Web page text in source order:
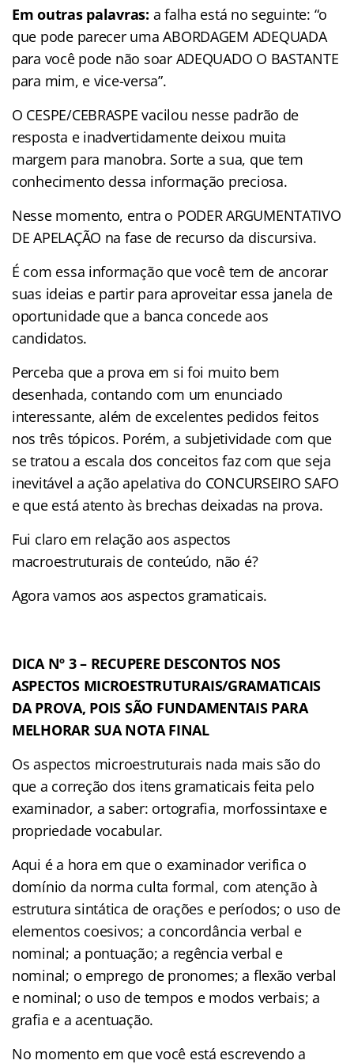
Em outras palavras: a falha está no seguinte: “o
que pode parecer uma ABORDAGEM ADEQUADA
para você pode não soar ADEQUADO O BASTANTE
para mim, e vice-versa”.
O CESPE/CEBRASPE vacilou nesse padrão de
resposta e inadvertidamente deixou muita
margem para manobra. Sorte a sua, que tem
conhecimento dessa informação preciosa.
Nesse momento, entra o PODER ARGUMENTATIVO
DE APELAÇÃO na fase de recurso da discursiva.
É com essa informação que você tem de ancorar
suas ideias e partir para aproveitar essa janela de
oportunidade que a banca concede aos
candidatos.
Perceba que a prova em si foi muito bem
desenhada, contando com um enunciado
interessante, além de excelentes pedidos feitos
nos três tópicos. Porém, a subjetividade com que
se tratou a escala dos conceitos faz com que seja
inevitável a ação apelativa do CONCURSEIRO SAFO
e que está atento às brechas deixadas na prova.
Fui claro em relação aos aspectos
macroestruturais de conteúdo, não é?
Agora vamos aos aspectos gramaticais.
DICA Nº 3 – RECUPERE DESCONTOS NOS
ASPECTOS MICROESTRUTURAIS/GRAMATICAIS
DA PROVA, POIS SÃO FUNDAMENTAIS PARA
MELHORAR SUA NOTA FINAL
Os aspectos microestruturais nada mais são do
que a correção dos itens gramaticais feita pelo
examinador, a saber: ortografia, morfossintaxe e
propriedade vocabular.
Aqui é a hora em que o examinador verifica o
domínio da norma culta formal, com atenção à
estrutura sintática de orações e períodos; o uso de
elementos coesivos; a concordância verbal e
nominal; a pontuação; a regência verbal e
nominal; o emprego de pronomes; a flexão verbal
e nominal; o uso de tempos e modos verbais; a
grafia e a acentuação.
No momento em que você está escrevendo a